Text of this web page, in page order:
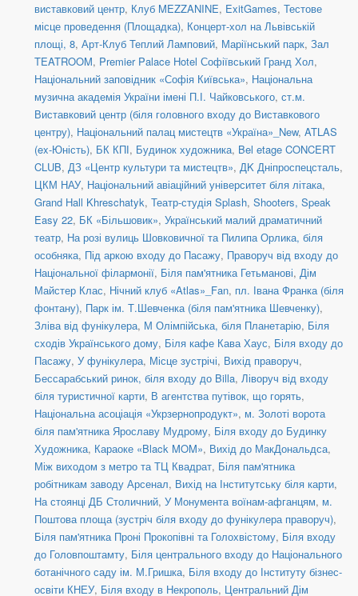
виставковий центр, Клуб MEZZANINE, ExitGames, Тестове
місце проведення (Площадка), Концерт-хол на Львівській
площі, 8, Арт-Клуб Теплий Ламповий, Маріїнський парк, Зал
TEATROOM, Premier Palace Hotel Софіївський Гранд Хол,
Національний заповідник «Софія Київська», Національна
музична академія України імені П.І. Чайковського, ст.м.
Виставковий центр (біля головного входу до Виставкового
центру), Національний палац мистецтв «Україна»_New, ATLAS
(ex-Юність), БК КПІ, Будинок художника, Bel etage CONCERT
CLUB, ДЗ «Центр культури та мистецтв», ДK Дніпроспецсталь,
ЦКМ НАУ, Національний авіаційний університет біля літака,
Grand Hall Khreschatyk, Театр-студія Splash, Shooters, Speak
Easy 22, БК «Більшовик», Український малий драматичний
театр, На розі вулиць Шовковичної та Пилипа Орлика, біля
особняка, Під аркою входу до Пасажу, Праворуч від входу до
Національної філармонії, Біля пам'ятника Гетьманові, Дім
Майстер Клас, Нічний клуб «Atlas»_Fan, пл. Івана Франка (біля
фонтану), Парк ім. Т.Шевченка (біля пам'ятника Шевченку),
Зліва від фунікулера, М Олімпійська, біля Планетарію, Біля
сходів Українського дому, Біля кафе Кава Хаус, Біля входу до
Пасажу, У фунікулера, Місце зустрічі, Вихід праворуч,
Бессарабський ринок, біля входу до Billa, Ліворуч від входу
біля туристичної карти, В агентства путівок, що горять,
Національна асоціація «Укрзернопродукт», м. Золоті ворота
біля пам'ятника Ярославу Мудрому, Біля входу до Будинку
Художника, Караоке «Black MOM», Вихід до МакДональдса,
Між виходом з метро та ТЦ Квадрат, Біля пам'ятника
робітникам заводу Арсенал, Вихід на Інститутську біля карти,
На стоянці ДБ Столичний, У Монумента воїнам-афганцям, м.
Поштова площа (зустріч біля входу до фунікулера праворуч),
Біля пам'ятника Проні Прокопівні та Голохвістому, Біля входу
до Головпоштамту, Біля центрального входу до Національного
ботанічного саду ім. М.Гришка, Біля входу до Інституту бізнес-
освіти КНЕУ, Біля входу в Некрополь, Центральний Дім